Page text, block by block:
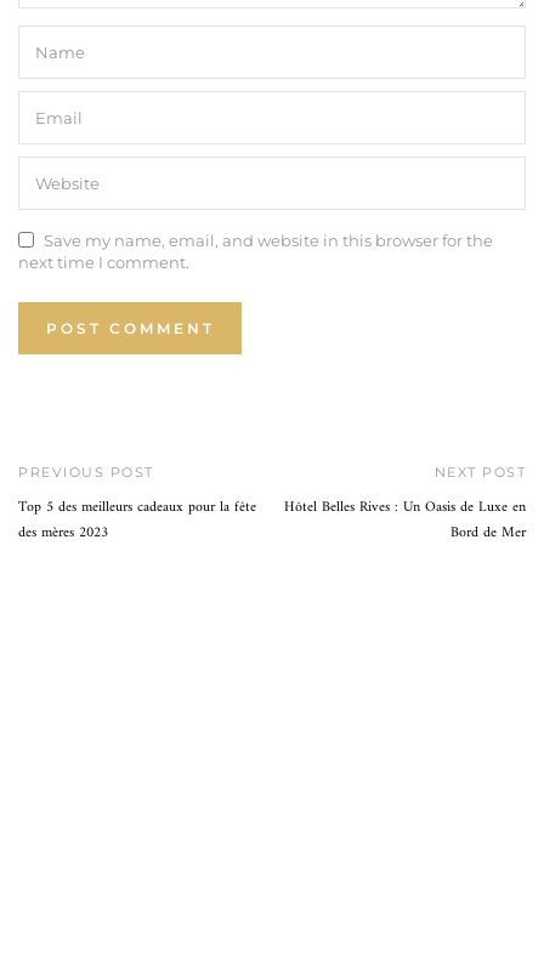
Save my name, email, and website in this browser for the
next time I comment.
PREVIOUS POST
Top 5 des meilleurs cadeaux pour la fête
des mères 2023
NEXT POST
Hôtel Belles Rives : Un Oasis de Luxe en
Bord de Mer